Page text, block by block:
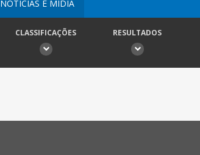
NOTÍCIAS E MÍDIA
CLASSIFICAÇÕES RESULTADOS